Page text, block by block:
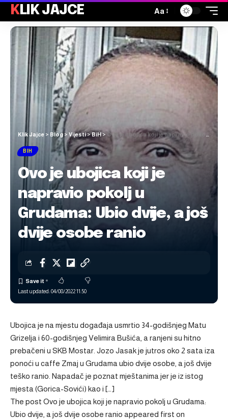
KLIK JAJCE Aa
Klik Jajce > Blog > Vijesti>BiH> Ovo je ubojica koji je napravio pokolj u Grudama: Ubio dvije, a još dvije osobe ranio
BIH
Ovo je ubojica koji je
napravio pokolj u
Grudama: Ubio dvije, a još
dvije osobe ranio
Last updated: 04/08/2022 11:50
Ubojica je na mjestu događaja usmrtio 34-godišnjeg Matu
Grizelja i 60-godišnjeg Velimira Bušića, a ranjeni su hitno
prebačeni u SKB Mostar. Jozo Jasak je jutros oko 2 sata iza
ponoći u caffe Zmaj u Grudama ubio dvije osobe, a još dvije
teško ranio. Napadač je poznat mještanima jer je iz istog
mjesta (Gorica-Sovići) kao i […]
The post Ovo je ubojica koji je napravio pokolj u Grudama:
Ubio dvije, a još dvije osobe ranio appeared first on